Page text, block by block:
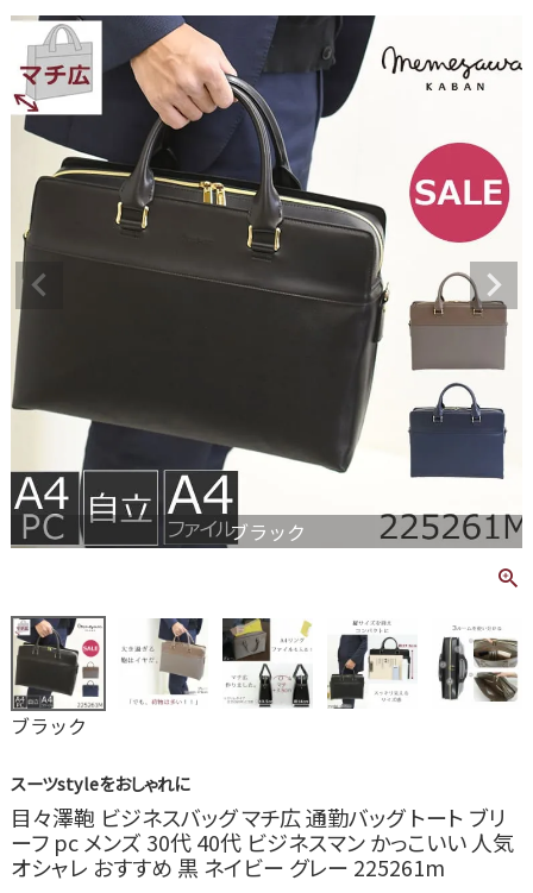
ブラック
ブラック
スーツstyleをおしゃれに
目々澤鞄 ビジネスバッグ マチ広 通勤バッグ トート ブリ
ーフ pc メンズ 30代 40代 ビジネスマン かっこいい 人気
オシャレ おすすめ 黒 ネイビー グレー 225261m